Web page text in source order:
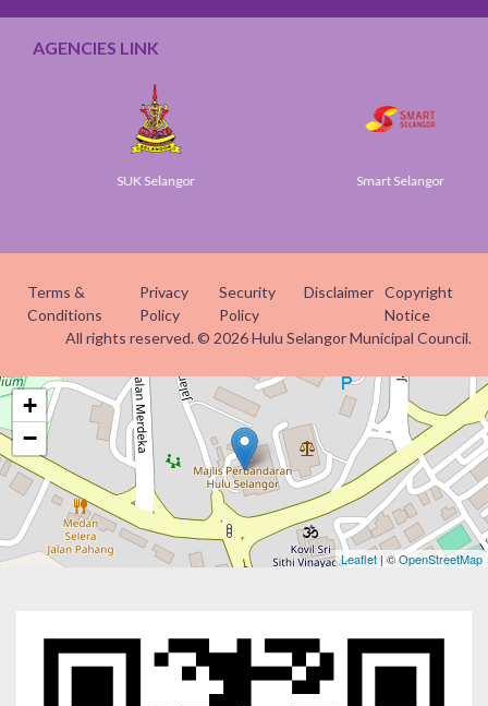
AGENCIES LINK
SUK Selangor Smart Selangor
Terms &
Conditions
Privacy
Policy
Security
Policy
Disclaimer Copyright
Notice
All rights reserved. © 2026 Hulu Selangor Municipal Council.
+
−
Leaflet | ©OpenStreetMap